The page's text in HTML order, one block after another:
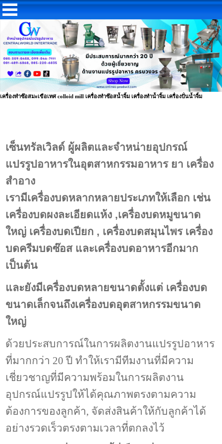
เครื่องทำซ๊อสมะเขือเทศ colloid mill เครื่องทำซ๊อสน้ำจิ้ม เครื่องทำน้ำจิ้ม เครื่องปั่นน้ำจิ้ม
เซ็นทรัลเวิลด์ ผู้ผลิตและจำหน่ายอุปกรณ์
แปรรูปอาหารในอุตสาหกรรมอาหาร ยา เครื่อง
สำอาง
เรามีเครื่องบดหลากหลายประเภทให้เลือก เช่น
เครื่องบดผงละเอียดแห้ง ,เครื่องบดหมูขนาด
ใหญ่ เครื่องบดเปียก , เครื่องบดสมุนไพร เครื่อง
บดครีมบดซ๊อส และเครื่องบดอาหารอีกมาก
เป็นต้น
และยังมีเครื่องบดหลายขนาดตั้งแต่ เครื่องบด
ขนาดเล็กจนถึงเครื่องบดอุตสาหกรรมขนาด
ใหญ่
ด้วยประสบการณ์ในการผลิตงานแปรรูปอาหาร
ที่มากกว่า 20 ปี ทำให้เรามีทีมงานที่มีความ
เชี่ยวชาญที่มีความพร้อมในการผลิตงาน
อุปกรณ์แปรรูปให้ได้คุณภาพตรงตามความ
ต้องการของลูกค้า, จัดส่งสินค้าให้กับลูกค้าได้
อย่างรวดเร็วตรงตามเวลาที่ตกลงไว้